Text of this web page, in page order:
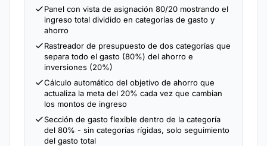
Panel con vista de asignación 80/20 mostrando el
ingreso total dividido en categorías de gasto y
ahorro
Rastreador de presupuesto de dos categorías que
separa todo el gasto (80%) del ahorro e
inversiones (20%)
Cálculo automático del objetivo de ahorro que
actualiza la meta del 20% cada vez que cambian
los montos de ingreso
Sección de gasto flexible dentro de la categoría
del 80% - sin categorías rígidas, solo seguimiento
del gasto total